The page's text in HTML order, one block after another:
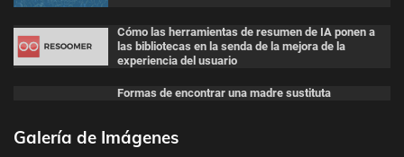
Cómo las herramientas de resumen de IA ponen a
las bibliotecas en la senda de la mejora de la
experiencia del usuario
Formas de encontrar una madre sustituta
Galería de Imágenes